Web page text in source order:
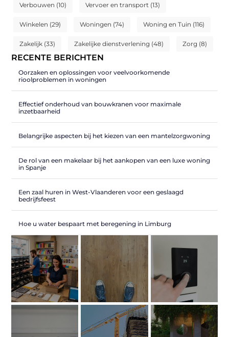
Verbouwen (10) Vervoer en transport (13)
Winkelen (29) Woningen (74) Woning en Tuin (116)
Zakelijk (33) Zakelijke dienstverlening (48) Zorg (8)
RECENTE BERICHTEN
Oorzaken en oplossingen voor veelvoorkomende
rioolproblemen in woningen
Effectief onderhoud van bouwkranen voor maximale
inzetbaarheid
Belangrijke aspecten bij het kiezen van een mantelzorgwoning
De rol van een makelaar bij het aankopen van een luxe woning
in Spanje
Een zaal huren in West-Vlaanderen voor een geslaagd
bedrijfsfeest
Hoe u water bespaart met beregening in Limburg